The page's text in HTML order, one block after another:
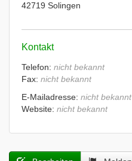
42719 Solingen
Kontakt
Telefon: nicht bekannt
Fax: nicht bekannt
E-Mailadresse: nicht bekannt
Website: nicht bekannt